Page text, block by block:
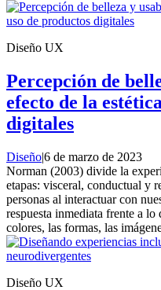
Diseño UX
Percepción de
efecto de la
digitales
Diseño|6 de marzo de 2023
Norman (2003) divide la
etapas: visceral, conductual y
personas al interactuar con
respuesta inmediata frente a
colores, las formas, las
Diseño UX